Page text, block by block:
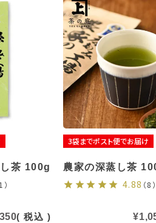
茶 100g
）
税込
3袋までポスト便でお届け
農家の深蒸し茶
4.88 （8）
¥